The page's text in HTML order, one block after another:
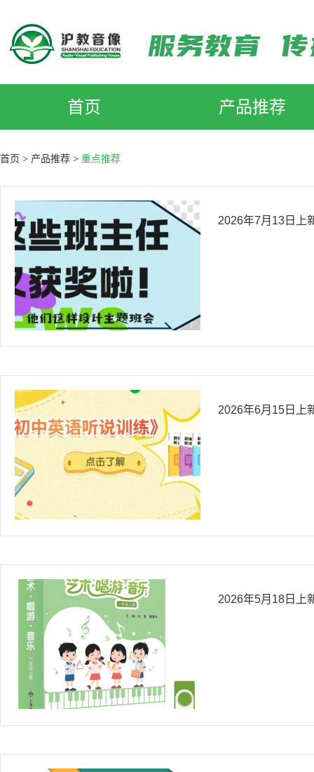
首页 产品推荐
首页 > 产品推荐 > 重点推荐
2026年7月13日上
2026年6月15日上
2026年5月18日上